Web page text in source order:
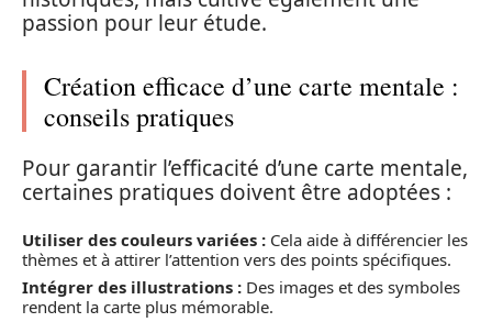
passion pour leur étude.
Création efficace d’une carte mentale :
conseils pratiques
Pour garantir l’efficacité d’une carte mentale,
certaines pratiques doivent être adoptées :
Utiliser des couleurs variées : Cela aide à différencier les
thèmes et à attirer l’attention vers des points spécifiques.
Intégrer des illustrations : Des images et des symboles
rendent la carte plus mémorable.